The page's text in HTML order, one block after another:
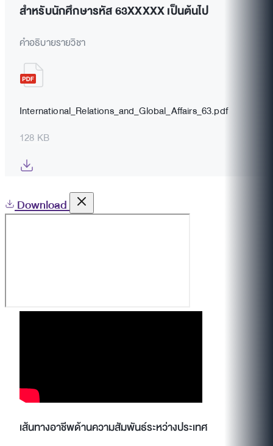
สำหรับนักศึกษารหัส 63XXXXX เป็นต้นไป
คำอธิบายรายวิชา
International_Relations_and_Global_Affairs_63.pdf
128 KB
Download
เส้นทางอาชีพด้านความสัมพันธ์ระหว่างประเทศ